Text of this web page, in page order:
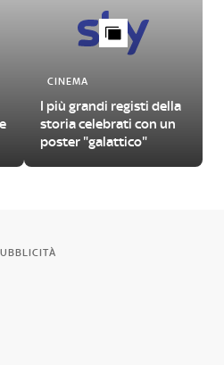
CINEMA
I più grandi registi della
storia celebrati con un
poster "galattico"